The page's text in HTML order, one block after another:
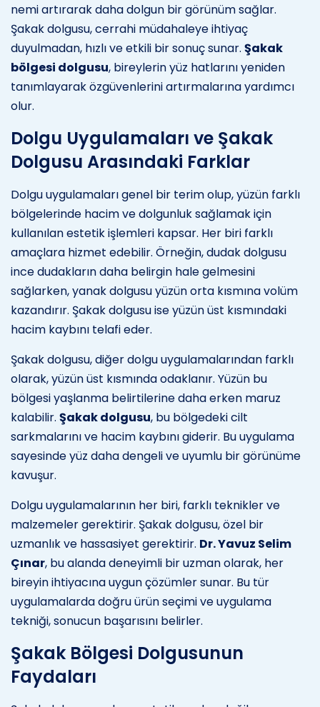
nemi artırarak daha dolgun bir görünüm sağlar.
Şakak dolgusu, cerrahi müdahaleye ihtiyaç
duyulmadan, hızlı ve etkili bir sonuç sunar. Şakak
bölgesi dolgusu, bireylerin yüz hatlarını yeniden
tanımlayarak özgüvenlerini artırmalarına yardımcı
olur.
Dolgu Uygulamaları ve Şakak
Dolgusu Arasındaki Farklar
Dolgu uygulamaları genel bir terim olup, yüzün farklı
bölgelerinde hacim ve dolgunluk sağlamak için
kullanılan estetik işlemleri kapsar. Her biri farklı
amaçlara hizmet edebilir. Örneğin, dudak dolgusu
ince dudakların daha belirgin hale gelmesini
sağlarken, yanak dolgusu yüzün orta kısmına volüm
kazandırır. Şakak dolgusu ise yüzün üst kısmındaki
hacim kaybını telafi eder.
Şakak dolgusu, diğer dolgu uygulamalarından farklı
olarak, yüzün üst kısmında odaklanır. Yüzün bu
bölgesi yaşlanma belirtilerine daha erken maruz
kalabilir. Şakak dolgusu, bu bölgedeki cilt
sarkmalarını ve hacim kaybını giderir. Bu uygulama
sayesinde yüz daha dengeli ve uyumlu bir görünüme
kavuşur.
Dolgu uygulamalarının her biri, farklı teknikler ve
malzemeler gerektirir. Şakak dolgusu, özel bir
uzmanlık ve hassasiyet gerektirir. Dr. Yavuz Selim
Çınar, bu alanda deneyimli bir uzman olarak, her
bireyin ihtiyacına uygun çözümler sunar. Bu tür
uygulamalarda doğru ürün seçimi ve uygulama
tekniği, sonucun başarısını belirler.
Şakak Bölgesi Dolgusunun
Faydaları